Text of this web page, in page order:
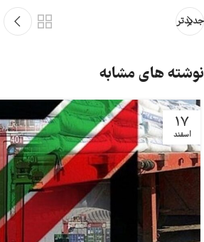
جدیدتر
نوشته های مشابه
17
اسفند